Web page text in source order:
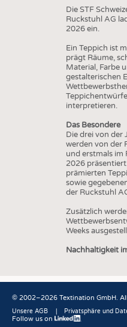
Die STF
Ruckstuhl AG
2026 ein.
Ein Teppich ist
prägt Räume,
Material, Farbe
gestalterischen
interpretieren.
Das Besondere
Die drei von der
werden von der
und erstmals im
2026
prämierten
sowie
der Ruckstuhl
Zusätzlich
Weeks
Nachhaltigkeit
© 2002–2026 Textination GmbH.
Fußbereich
Unsere AGB Privatsphäre und
Follow us on